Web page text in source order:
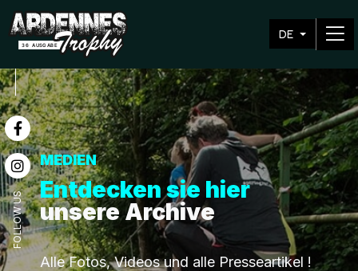
DE
FOLLOW US
MEDIEN
Entdecken sie hier
unsere Archive
Alle Fotos, Videos und alle Presseartikel !